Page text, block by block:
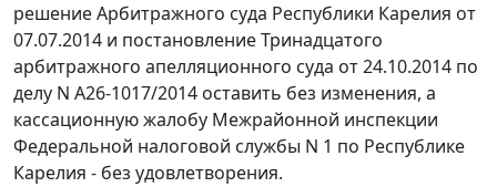
решениеАрбитражного суда Республики Карелия от
07.07.2014 и постановлениеТринадцатого
арбитражного апелляционного суда от 24.10.2014 по
делу N А26-1017/2014 оставить без изменения, а
кассационную жалобу Межрайонной инспекции
Федеральной налоговой службы N 1 по Республике
Карелия - без удовлетворения.